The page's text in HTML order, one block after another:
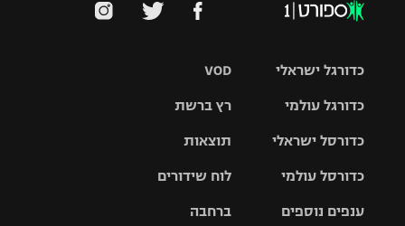
VOD
רץ ברשת
תוצאות
לוח שידורים
ברחבה
כדורגל ישראלי
גביע הטוטו
כדורגל עולמי
האלופות
ליגה
כדורסל ישראלי
סל
כדורסל עולמי
ענפים נוספים